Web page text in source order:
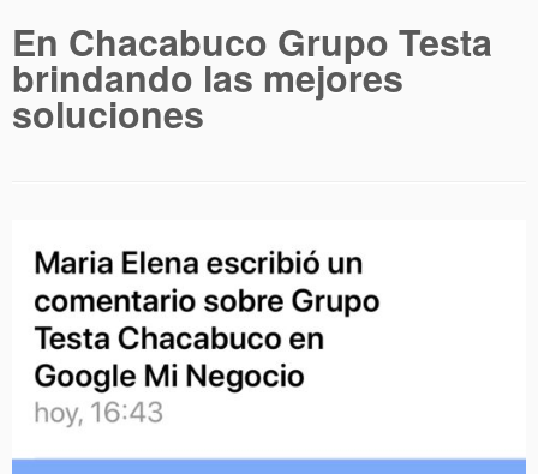
En Chacabuco Grupo Testa
brindando las mejores
soluciones